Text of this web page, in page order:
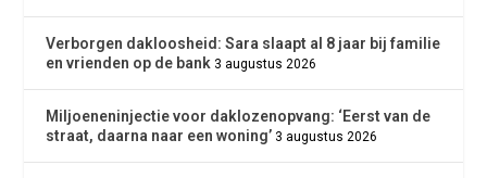
Verborgen dakloosheid: Sara slaapt al 8 jaar bij familie
en vrienden op de bank 3 augustus 2026
Miljoeneninjectie voor daklozenopvang: ‘Eerst van de
straat, daarna naar een woning’ 3 augustus 2026